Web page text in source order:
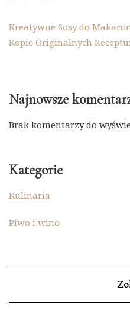
Kreatywne Sosy do
Kopie Originalnych
Najnowsze
Brak komentarzy do
Kategorie
Kulinaria
Piwo i wino